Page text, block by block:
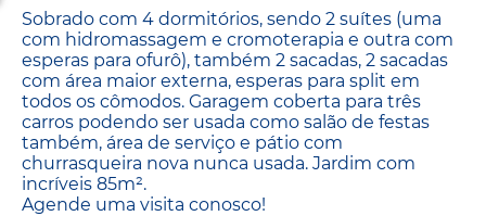
Sobrado com 4 dormitórios, sendo 2 suítes (uma
com hidromassagem e cromoterapia e outra com
esperas para ofurô), também 2 sacadas, 2 sacadas
com área maior externa, esperas para split em
todos os cômodos. Garagem coberta para três
carros podendo ser usada como salão de festas
também, área de serviço e pátio com
churrasqueira nova nunca usada. Jardim com
incríveis 85m².
Agende uma visita conosco!